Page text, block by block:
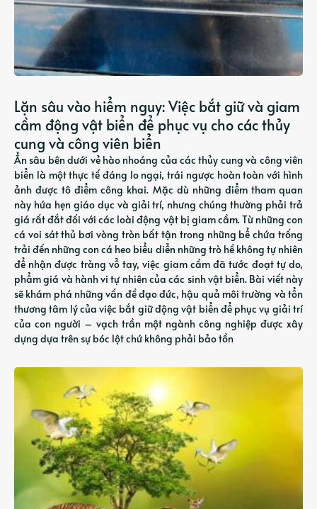
Lặn sâu vào hiểm nguy: Việc bắt giữ và giam
cầm động vật biển để phục vụ cho các thủy
cung và công viên biển
Ẩn sâu bên dưới vẻ hào nhoáng của các thủy cung và công viên
biển là một thực tế đáng lo ngại, trái ngược hoàn toàn với hình
ảnh được tô điểm công khai. Mặc dù những điểm tham quan
này hứa hẹn giáo dục và giải trí, nhưng chúng thường phải trả
giá rất đắt đối với các loài động vật bị giam cầm. Từ những con
cá voi sát thủ bơi vòng tròn bất tận trong những bể chứa trống
trải đến những con cá heo biểu diễn những trò hề không tự nhiên
để nhận được tràng vỗ tay, việc giam cầm đã tước đoạt tự do,
phẩm giá và hành vi tự nhiên của các sinh vật biển. Bài viết này
sẽ khám phá những vấn đề đạo đức, hậu quả môi trường và tổn
thương tâm lý của việc bắt giữ động vật biển để phục vụ giải trí
của con người – vạch trần một ngành công nghiệp được xây
dựng dựa trên sự bóc lột chứ không phải bảo tồn